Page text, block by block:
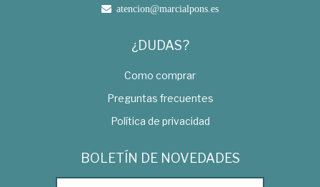
atencion@marcialpons.es
¿DUDAS?
Como comprar
Preguntas frecuentes
Política de privacidad
BOLETÍN DE NOVEDADES